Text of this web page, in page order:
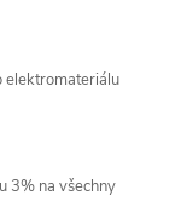
elektromateriálu
3% na všechny